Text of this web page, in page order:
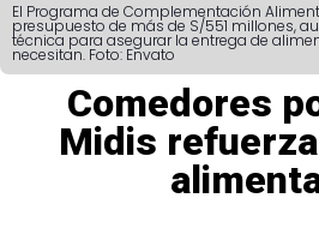
El Programa de Complementación
presupuesto de más de S/551 millones,
técnica para asegurar la entrega de
necesitan. Foto: Envato
Comedores
Midis